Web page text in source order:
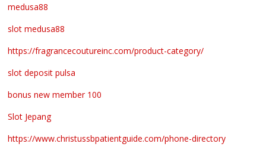
medusa88
slot medusa88
https://fragrancecoutureinc.com/product-category/
slot deposit pulsa
bonus new member 100
Slot Jepang
https://www.christussbpatientguide.com/phone-directory